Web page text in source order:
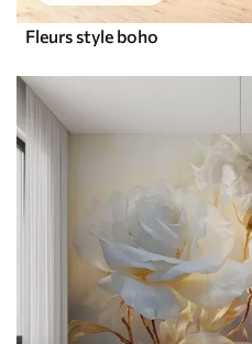
Fleurs style boho